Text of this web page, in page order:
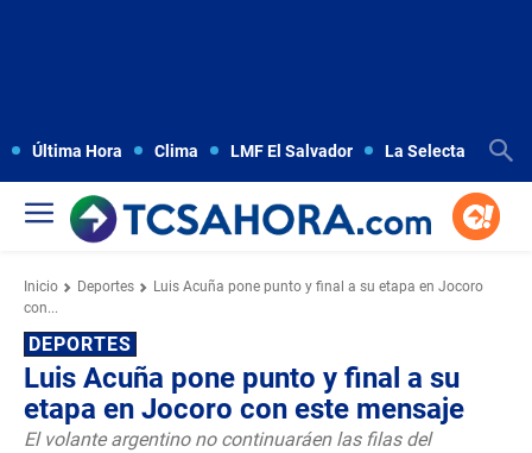
Última Hora Clima LMF El Salvador La Selecta
Inicio Deportes
Luis Acuña pone punto y final a su etapa en Jocoro
con...
DEPORTES
Luis Acuña pone punto y final a su
etapa en Jocoro con este mensaje
El volante argentino no continuaráen las filas del